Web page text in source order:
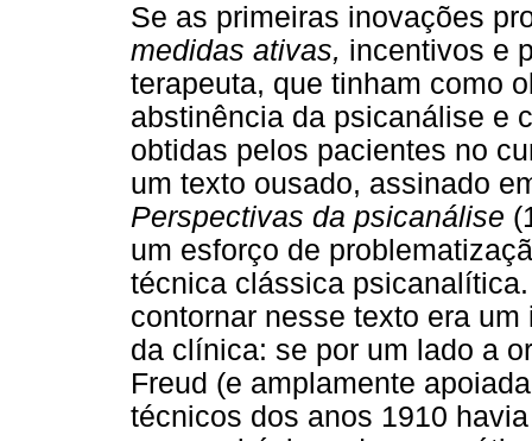
Se as primeiras inovações
medidas ativas, incentivos e
terapeuta, que tinham como
abstinência da psicanálise e
obtidas pelos pacientes no
um texto ousado, assinado
Perspectivas da psicanálise
um esforço de
técnica clássica
contornar nesse texto era
da clínica: se por um lado a
Freud (e amplamente
técnicos dos anos 1910